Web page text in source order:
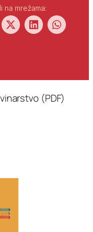
na mrežama:
(PDF)